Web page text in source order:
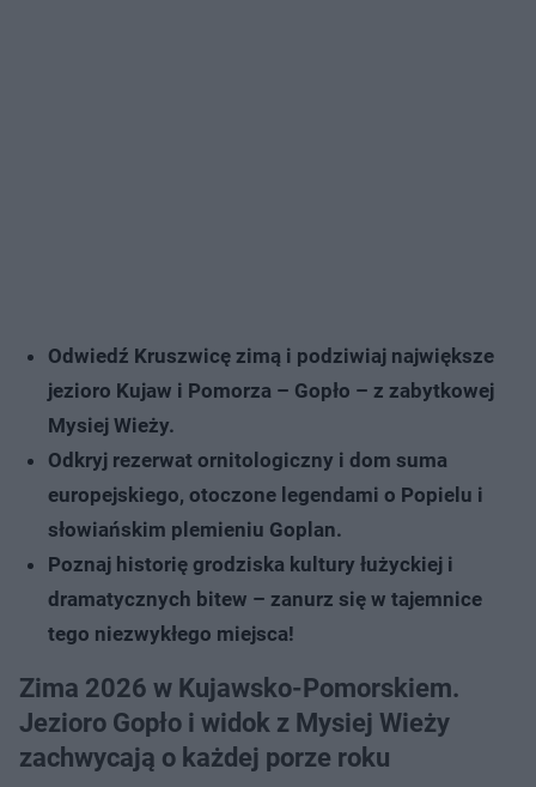
Odwiedź Kruszwicę zimą i podziwiaj największe
jezioro Kujaw i Pomorza – Gopło – z zabytkowej
Mysiej Wieży.
Odkryj rezerwat ornitologiczny i dom suma
europejskiego, otoczone legendami o Popielu i
słowiańskim plemieniu Goplan.
Poznaj historię grodziska kultury łużyckiej i
dramatycznych bitew – zanurz się w tajemnice
tego niezwykłego miejsca!
Zima 2026 w Kujawsko-Pomorskiem.
Jezioro Gopło i widok z Mysiej Wieży
zachwycają o każdej porze roku